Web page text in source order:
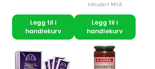
Legg til i
handlekurv
Inkludert MVA
Legg til i
handlekurv